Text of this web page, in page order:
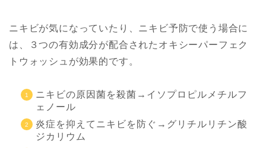
ニキビが気になっていたり、ニキビ予防で使う場合に
は、３つの有効成分が配合されたオキシーパーフェク
トウォッシュが効果的です。
ニキビの原因菌を殺菌→イソプロピルメチルフ
ェノール
炎症を抑えてニキビを防ぐ→グリチルリチン酸
ジカリウム